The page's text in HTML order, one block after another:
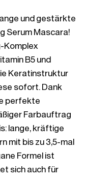
und gestärkte
Serum Mascara!
Komplex
B5 und
Keratinstruktur
sofort. Dank
perfekte
Farbauftrag
lange, kräftige
mit bis zu 3,5-mal
Formel ist
sich auch für